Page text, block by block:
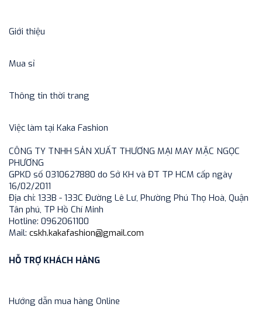
HỖ TRỢ KHÁCH HÀNG
Hướng dẫn mua hàng Online
Giới thiệu
Mua sỉ
Thông tin thời trang
Việc làm tại Kaka Fashion
CÔNG TY TNHH SẢN XUẤT THƯƠNG MẠI MAY MẶC NGỌC
PHƯƠNG
GPKD số 0310627880 do Sở KH và ĐT TP HCM cấp ngày
16/02/2011
Địa chỉ: 133B - 133C Đường Lê Lư, Phường Phú Thọ Hoà, Quận
Tân phú, TP Hồ Chí Minh
Hotline: 0962061100
Mail: cskh.kakafashion@gmail.com